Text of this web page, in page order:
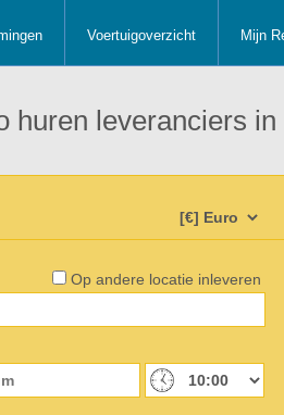
Voertuigoverzicht Mijn
leveranciers
Op andere locatie inleveren